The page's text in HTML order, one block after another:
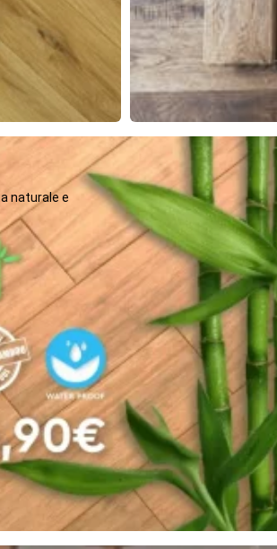
naturale e